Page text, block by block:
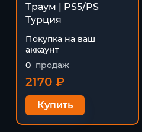
Траум | PS5/PS
Турция
Покупка на ваш
аккаунт
0 продаж
2170 ₽
Купить